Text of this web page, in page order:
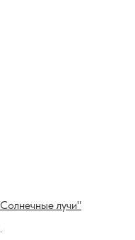
лучи"